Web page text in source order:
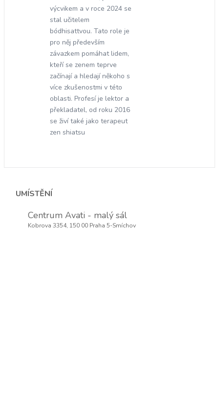
výcvikem a v roce 2024 se
stal učitelem
bódhisattvou. Tato role je
pro něj především
závazkem pomáhat lidem,
kteří se zenem teprve
začínají a hledají někoho s
více zkušenostmi v této
oblasti. Profesí je lektor a
překladatel, od roku 2016
se živí také jako terapeut
zen shiatsu
UMÍSTĚNÍ
Centrum Avati - malý sál
Kobrova 3354, 150 00 Praha 5-Smíchov